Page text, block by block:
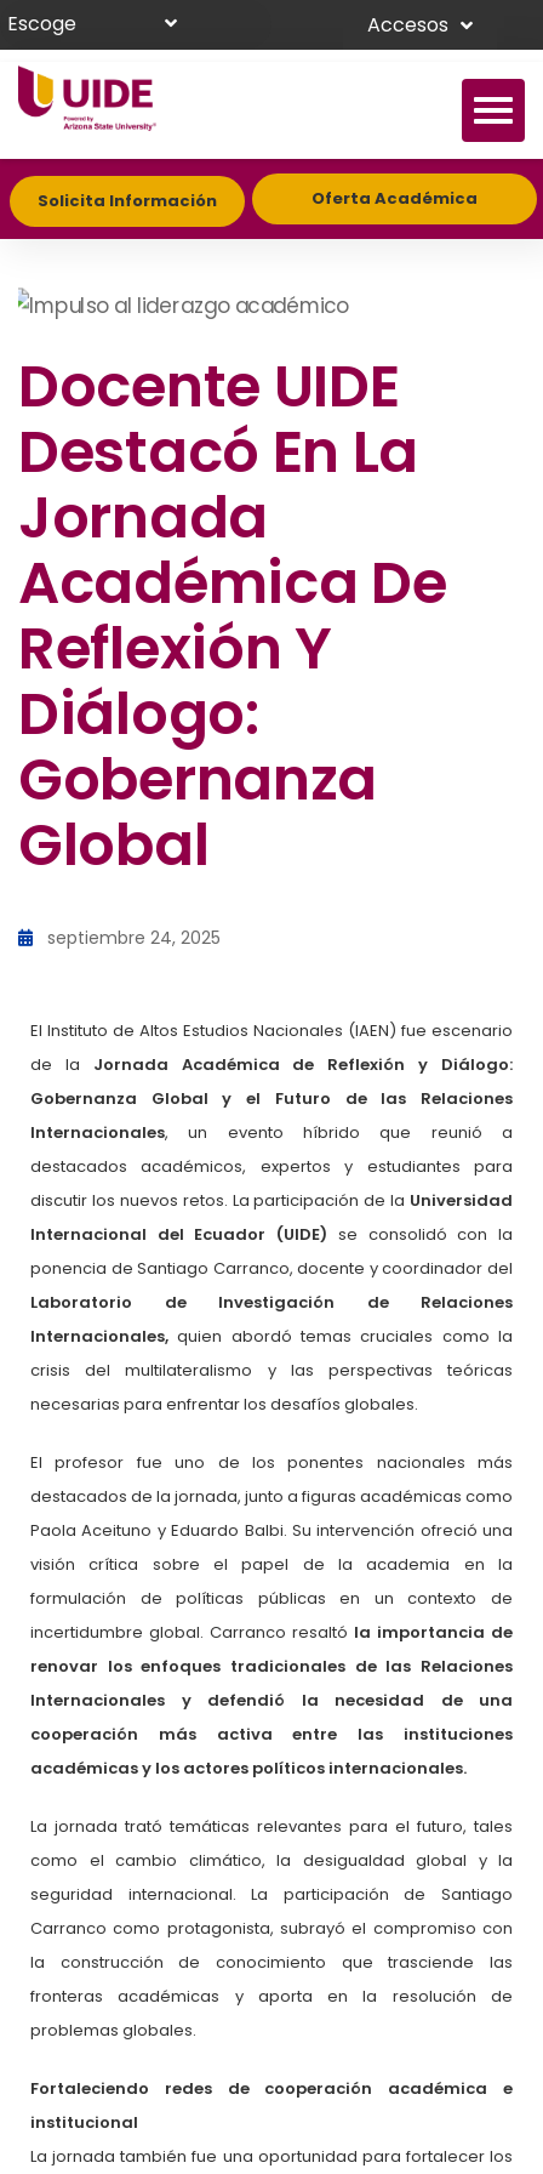
Escoge Accesos
Solicita Información Oferta Académica
Docente UIDE
Destacó En La
Jornada
Académica De
Reflexión Y
Diálogo:
Gobernanza
Global
septiembre 24, 2025
El Instituto de Altos Estudios Nacionales (IAEN) fue escenario
de la Jornada Académica de Reflexión y Diálogo:
Gobernanza Global y el Futuro de las Relaciones
Internacionales, un evento híbrido que reunió a
destacados académicos, expertos y estudiantes para
discutir los nuevos retos. La participación de la Universidad
Internacional del Ecuador (UIDE) se consolidó con la
ponencia de Santiago Carranco, docente y coordinador del
Laboratorio de Investigación de Relaciones
Internacionales,quien abordó temas cruciales como la
crisis del multilateralismo y las perspectivas teóricas
necesarias para enfrentar los desafíos globales.
El profesor fue uno de los ponentes nacionales más
destacados de la jornada, junto a figuras académicas como
Paola Aceituno y Eduardo Balbi. Su intervención ofreció una
visión crítica sobre el papel de la academia en la
formulación de políticas públicas en un contexto de
incertidumbre global. Carranco resaltó la importancia de
renovar los enfoques tradicionales de las Relaciones
Internacionales y defendió la necesidad de una
cooperación más activa entre las instituciones
académicas y los actores políticos internacionales.
La jornada trató temáticas relevantes para el futuro, tales
como el cambio climático, la desigualdad global y la
seguridad internacional. La participación de Santiago
Carranco como protagonista, subrayó el compromiso con
la construcción de conocimiento que trasciende las
fronteras académicas y aporta en la resolución de
problemas globales.
Fortaleciendo redes de cooperación académica e
institucional
La jornada también fue una oportunidad para fortalecer los